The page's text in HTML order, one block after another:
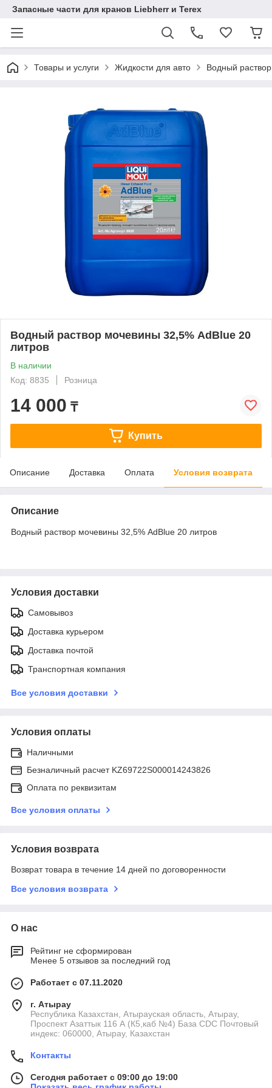
Запасные части для кранов Liebherr и Terex
Товары и услуги Жидкости для авто Водный
Водный раствор мочевины 32,5% AdBlue 20
литров
В наличии
Код: 8835
Розница
14 000 ₸
Купить
Описание Доставка Оплата Условия возврата
Описание
Водный раствор мочевины 32,5% AdBlue 20 литров
Условия доставки
Самовывоз
Доставка курьером
Доставка почтой
Транспортная компания
Все условия доставки
Условия оплаты
Наличными
Безналичный расчет KZ69722S000014243826
Оплата по реквизитам
Все условия оплаты
Условия возврата
Возврат товара в течение 14 дней по договоренности
Все условия возврата
О нас
Рейтинг не сформирован
Менее 5 отзывов за последний год
Работает с 07.11.2020
г. Атырау
Республика Казахстан, Атырауская область, Атырау,
Проспект Азаттык 116 А (К5,каб №4) База CDC Почтовый
индекс: 060000, Атырау, Казахстан
Контакты
Сегодня работает с 09:00 до 19:00